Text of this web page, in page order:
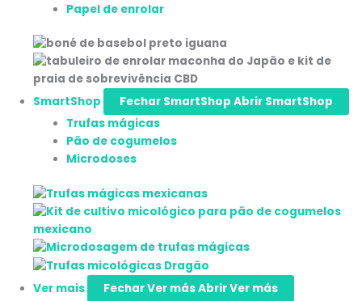
Papel de enrolar
SmartShop Fechar SmartShop Abrir SmartShop
Trufas mágicas
Pão de cogumelos
Microdoses
Ver mais Fechar Ver másAbrir Ver más